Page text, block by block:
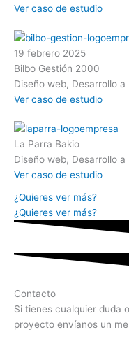
Ver caso de estudio
19 febrero 2025
Bilbo Gestión 2000
Diseño web, Desarrollo a
Ver caso de estudio
La Parra Bakio
Diseño web, Desarrollo a
Ver caso de estudio
¿Quieres ver más?
¿Quieres ver más?
Contacto
Si tienes cualquier duda
proyecto envíanos un